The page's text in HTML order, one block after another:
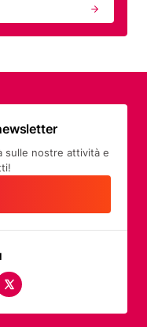
twitter
sulle nostre attività e